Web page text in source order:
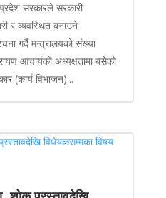
सरकारले सरकारी
र व्यवस्थित बनाउने
गर्दै मन्त्रालयको संख्या
आचार्यको अध्यक्षतामा बसेको
(कार्य विभाजन)...